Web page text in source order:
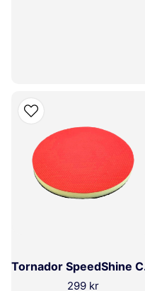
299 kr